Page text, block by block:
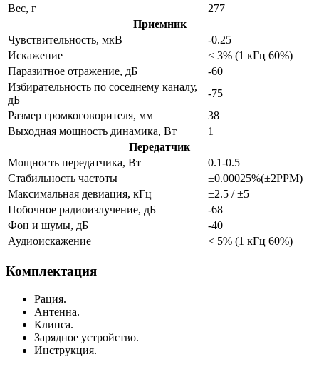
Вес, г
277
Приемник
Чувствительность, мкВ
-0.25
Искажение
< 3% (1 кГц 60%)
Паразитное отражение, дБ
-60
Избирательность по соседнему каналу,
дБ
-75
Размер громкоговорителя, мм
38
Выходная мощность динамика, Вт
1
Передатчик
Мощность передатчика, Вт
0.1-0.5
Стабильность частоты
±0.00025%(±2PPM)
Максимальная девиация, кГц
±2.5 / ±5
Побочное радиоизлучение, дБ
-68
Фон и шумы, дБ
-40
Аудиоискажение
< 5% (1 кГц 60%)
Комплектация
Рация.
Антенна.
Клипса.
Зарядное устройство.
Инструкция.